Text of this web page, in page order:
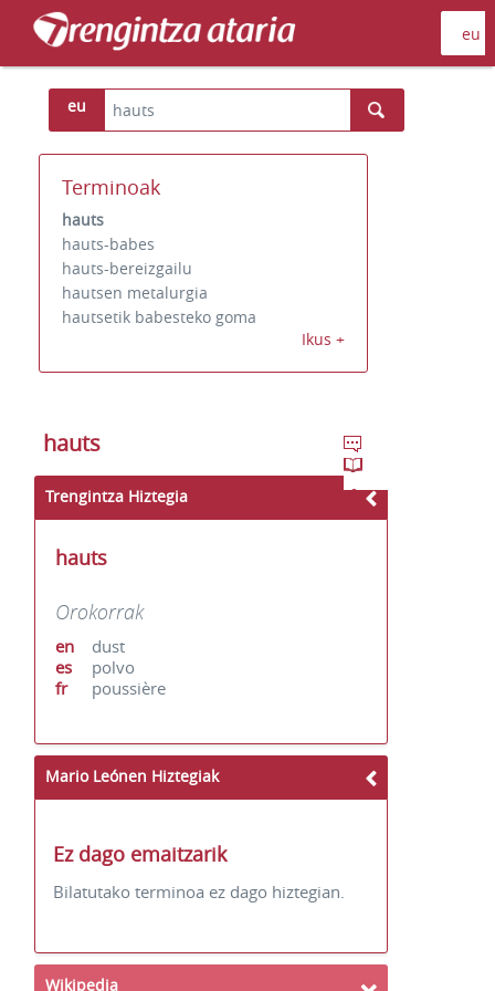
eu
Terminoak
hauts
hauts-babes
hauts-bereizgailu
hautsen metalurgia
hautsetik babesteko goma
Ikus +
hauts
Trengintza Hiztegia
hauts
Orokorrak
en
dust
es
polvo
fr
poussière
Mario Leónen Hiztegiak
Ez dago emaitzarik
Bilatutako terminoa ez dago hiztegian.
Wikipedia